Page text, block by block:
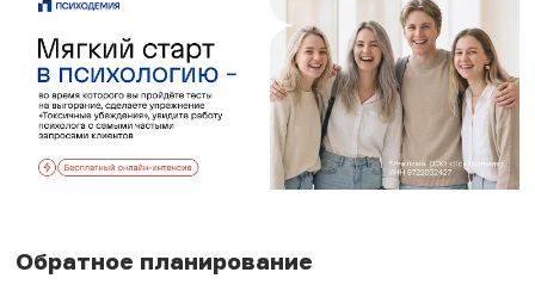
Обратное планирование